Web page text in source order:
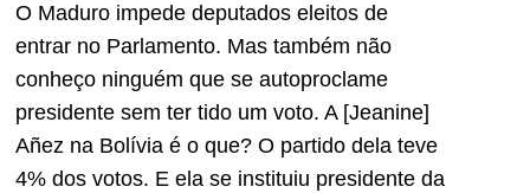
O Maduro impede deputados eleitos de
entrar no Parlamento. Mas também não
conheço ninguém que se autoproclame
presidente sem ter tido um voto. A [Jeanine]
Añez na Bolívia é o que? O partido dela teve
4% dos votos. E ela se instituiu presidente da